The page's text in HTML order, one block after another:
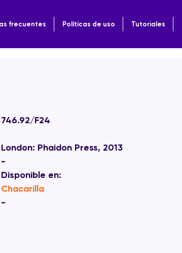
frecuentes Políticas de uso Tutoriales
746.92/F24
London: Phaidon Press, 2013
-
Disponible en:
Chacarilla
-